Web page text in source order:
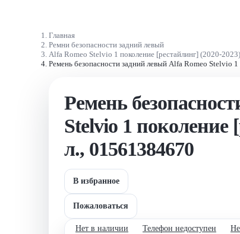
Главная
Ремни безопасности задний левый
Alfa Romeo Stelvio 1 поколение [рестайлинг] (2020-2023)
Ремень безопасности задний левый Alfa Romeo Stelvio
Ремень
Stelvio 1 поколение
л., 01561384670
В избранное
Пожаловаться
Нет в наличии Телефон недоступен